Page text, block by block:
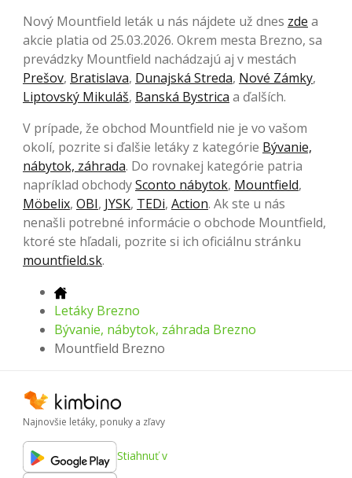
Nový Mountfield leták u nás nájdete už dnes zde a
akcie platia od 25.03.2026. Okrem mesta Brezno, sa
prevádzky Mountfield nachádzajú aj v mestách
Prešov, Bratislava, Dunajská Streda, Nové Zámky,
Liptovský Mikuláš, Banská Bystrica a ďalších.
V prípade, že obchod Mountfield nie je vo vašom
okolí, pozrite si ďalšie letáky z kategórie Bývanie,
nábytok, záhrada. Do rovnakej kategórie patria
napríklad obchodySconto nábytok, Mountfield,
Möbelix, OBI, JYSK, TEDi, Action. Ak ste u nás
nenašli potrebné informácie o obchode Mountfield,
ktoré ste hľadali, pozrite si ich oficiálnu stránku
mountfield.sk.
Letáky Brezno
Bývanie, nábytok, záhrada Brezno
Mountfield Brezno
Najnovšie letáky, ponuky a zľavy
Stiahnuť v